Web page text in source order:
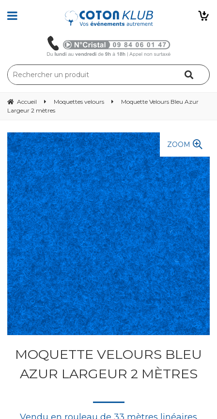
Accueil Moquettes velours
Moquette Velours Bleu Azur
Largeur 2 mètres
ZOOM
MOQUETTE VELOURS BLEU
AZUR LARGEUR 2 MÈTRES